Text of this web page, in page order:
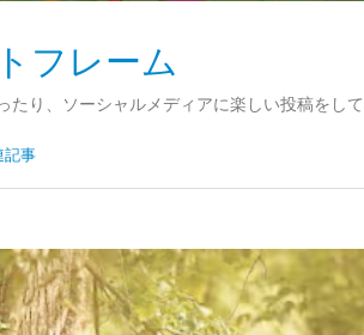
フレーム
り、ソーシャルメディアに楽しい投稿をして
記事